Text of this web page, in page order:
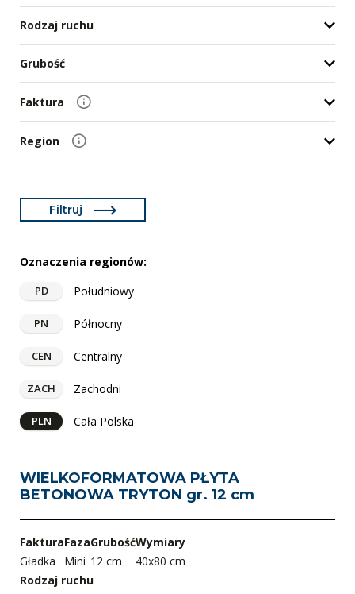
Rodzaj ruchu
Grubość
Faktura
Region
Filtruj
Oznaczenia regionów:
PD Południowy
PN Północny
CEN Centralny
ZACH Zachodni
PLN Cała Polska
WIELKOFORMATOWA PŁYTA
BETONOWA TRYTON gr. 12 cm
Faktura
Gładka
Faza
Mini
Grubość
12 cm
Wymiary
40x80 cm
Rodzaj ruchu